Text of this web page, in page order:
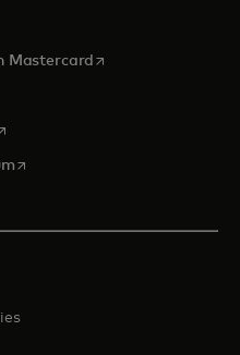
Mastercard opens in a new tab
in a new tab
in a new tab
opens in a new tab